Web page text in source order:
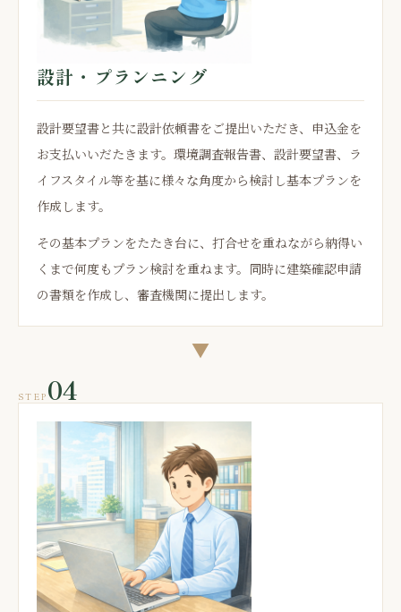
設計・プランニング
設計要望書と共に設計依頼書をご提出いただき、申込金を
お支払いいだたきます。環境調査報告書、設計要望書、ラ
イフスタイル等を基に様々な角度から検討し基本プランを
作成します。
その基本プランをたたき台に、打合せを重ねながら納得い
くまで何度もプラン検討を重ねます。同時に建築確認申請
の書類を作成し、審査機関に提出します。
▼
STEP 04